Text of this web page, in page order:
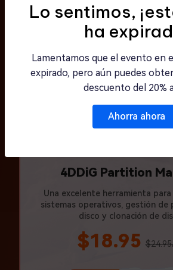
Lo sentimos,
ha
Lamentamos que el evento en
expirado, pero aún puedes
descuento del 20%
Ahorra ahora
4DDiG Partition
Una excelente herramienta
sistemas operativos, gestión de
disco y clonación de
$18.95